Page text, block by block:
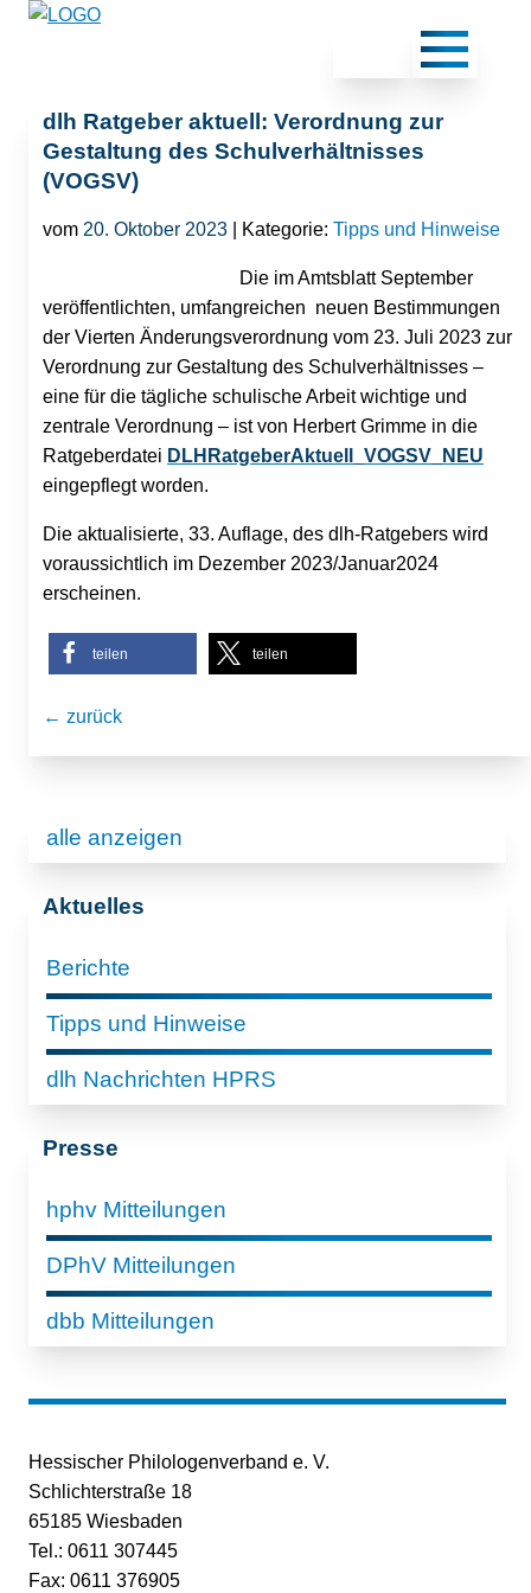
dlh Ratgeber aktuell: Verordnung zur
Gestaltung des Schulverhältnisses
(VOGSV)
vom 20. Oktober 2023 | Kategorie: Tipps und Hinweise
Die im Amtsblatt September
veröffentlichten, umfangreichen neuen Bestimmungen
der Vierten Änderungsverordnung vom 23. Juli 2023 zur
Verordnung zur Gestaltung des Schulverhältnisses –
eine für die tägliche schulische Arbeit wichtige und
zentrale Verordnung – ist von Herbert Grimme in die
Ratgeberdatei DLHRatgeberAktuell_VOGSV_NEU
eingepflegt worden.
Die aktualisierte, 33. Auflage, des dlh-Ratgebers wird
voraussichtlich im Dezember 2023/Januar2024
erscheinen.
teilen teilen
← zurück
alle anzeigen
Aktuelles
Berichte
Tipps und Hinweise
dlh Nachrichten HPRS
Presse
hphv Mitteilungen
DPhV Mitteilungen
dbb Mitteilungen
Hessischer Philologenverband e. V.
Schlichterstraße 18
65185 Wiesbaden
Tel.: 0611 307445
Fax: 0611 376905